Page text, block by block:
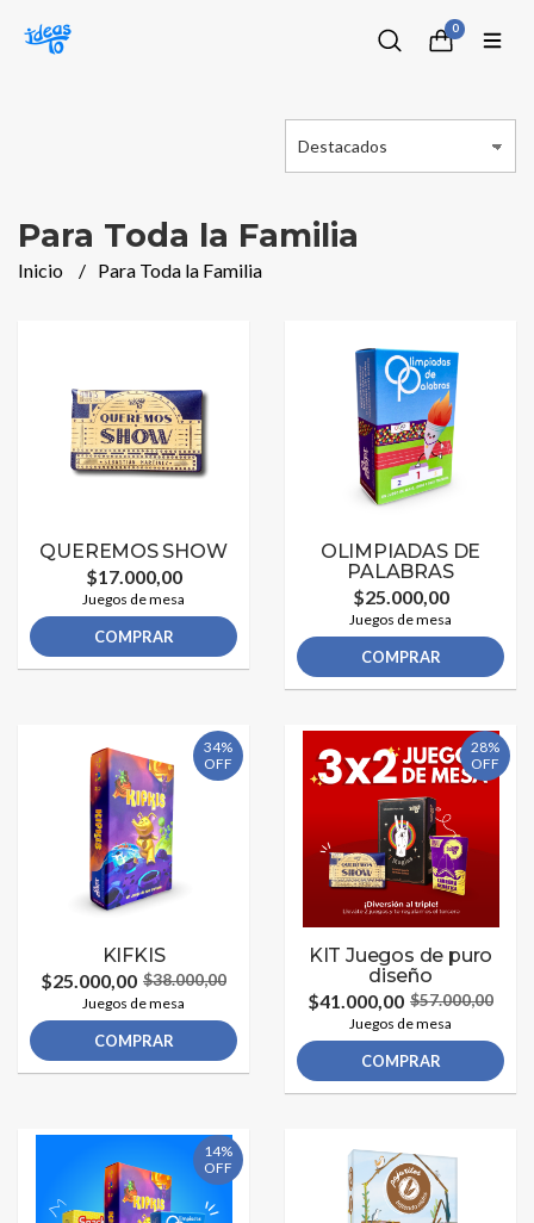
0
Para Toda la Familia
Inicio Para Toda la Familia
QUEREMOS SHOW
$17.000,00
Juegos de mesa
COMPRAR
OLIMPIADAS DE
PALABRAS
$25.000,00
Juegos de mesa
COMPRAR
34%
OFF
KIFKIS
$25.000,00 $38.000,00
Juegos de mesa
COMPRAR
28%
OFF
KIT Juegos de puro
diseño
$41.000,00 $57.000,00
Juegos de mesa
COMPRAR
14%
OFF